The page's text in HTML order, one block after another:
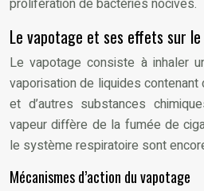
Le vapotage et ses effets sur
Le vapotage consiste à inhaler
vaporisation de liquides
et d’autres substances
vapeur diffère de la fumée de
le système respiratoire sont
Mécanismes d’action du vapotage